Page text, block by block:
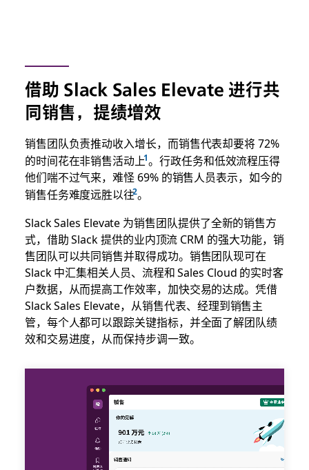
借助 Slack Sales Elevate 进行共
同销售，提绩增效
销售团队负责推动收入增长，而销售代表却要将 72%
的时间花在非销售活动上。行政任务和低效流程压得
他们喘不过气来，难怪 69% 的销售人员表示，如今的
销售任务难度远胜以往。
Slack Sales Elevate 为销售团队提供了全新的销售方
式，借助 Slack 提供的业内顶流 CRM 的强大功能，销
售团队可以共同销售并取得成功。销售团队现可在
Slack 中汇集相关人员、流程和 Sales Cloud 的实时客
户数据，从而提高工作效率，加快交易的达成。凭借
Slack Sales Elevate，从销售代表、经理到销售主
管，每个人都可以跟踪关键指标，并全面了解团队绩
效和交易进度，从而保持步调一致。